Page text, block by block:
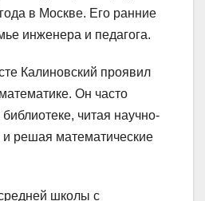
в Москве. Его ранние
инженера и педагога.
Калиновский проявил
Он часто
читая научно-
и решая математические
школы с